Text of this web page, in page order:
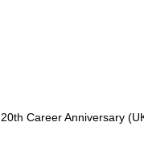
Career Anniversary